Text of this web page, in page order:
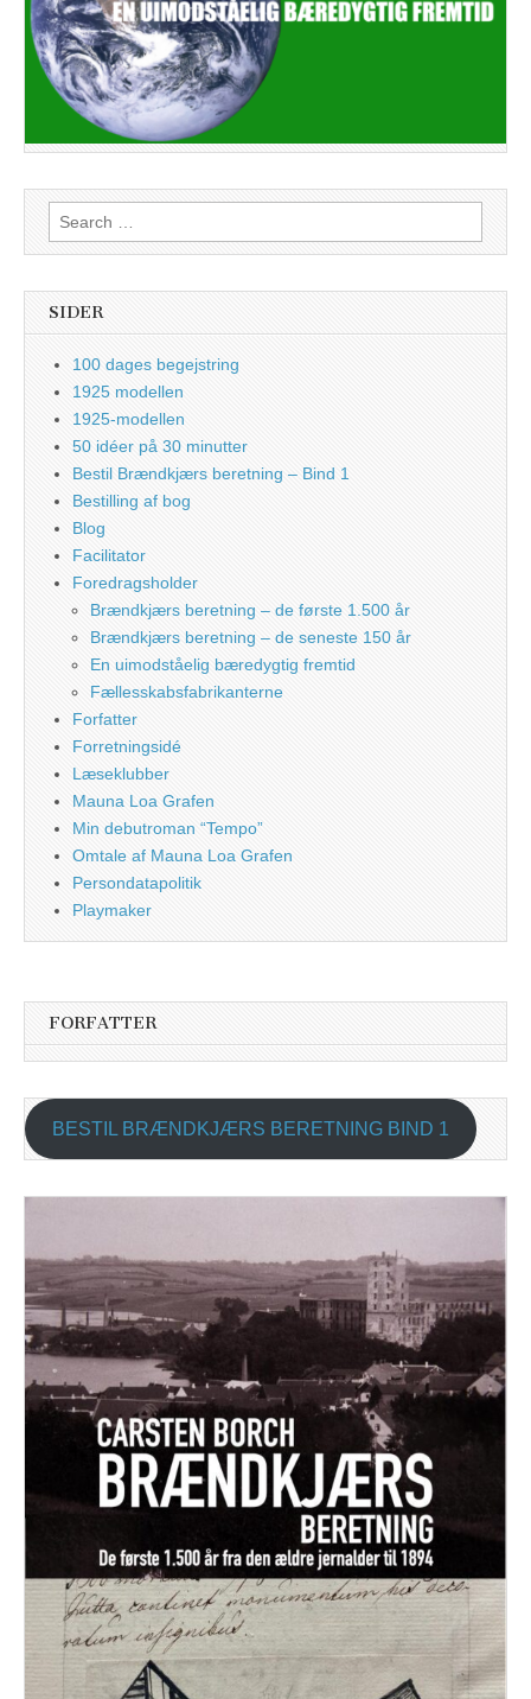
Search
for:
SIDER
100 dages begejstring
1925 modellen
1925-modellen
50 idéer på 30 minutter
Bestil Brændkjærs beretning – Bind 1
Bestilling af bog
Blog
Facilitator
Foredragsholder
Brændkjærs beretning – de første 1.500 år
Brændkjærs beretning – de seneste 150 år
En uimodståelig bæredygtig fremtid
Fællesskabsfabrikanterne
Forfatter
Forretningsidé
Læseklubber
Mauna Loa Grafen
Min debutroman “Tempo”
Omtale af Mauna Loa Grafen
Persondatapolitik
Playmaker
FORFATTER
BESTIL BRÆNDKJÆRS BERETNING BIND 1